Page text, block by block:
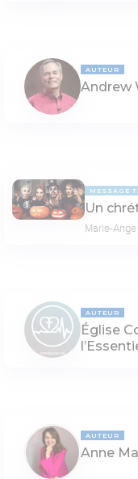
AUTEUR
Andrew
MESSAGE
Un
Marie-
AUTEUR
Église
AUTEUR
Anne